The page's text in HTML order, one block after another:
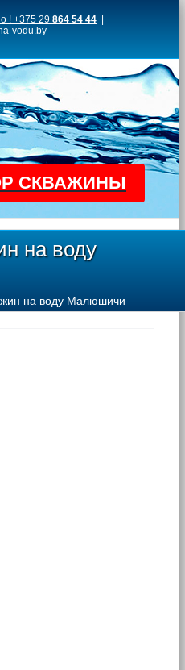
! +375 29 864 54 44
vodu.by
СКВАЖИНЫ
на воду
на воду Малюшичи